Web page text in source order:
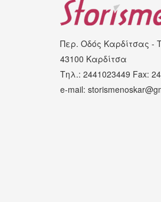
Περ. Οδός Καρδίτσας -
43100 Καρδίτσα
Τηλ.: 2441023449 Fax:
e-mail: